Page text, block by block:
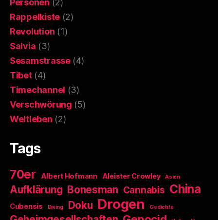
Personen (2)
Rappelkiste (2)
Revolution (1)
Salvia (3)
Sesamstrasse(4)
Tibet(4)
Timechannel (3)
Verschwörung (5)
Weltleben (2)
Tags
70er Albert Hofmann Aleister Crowley Asien
Aufklärung Bonesman Cannabis China
Cubensis Diving Doku Drogen Gedichte